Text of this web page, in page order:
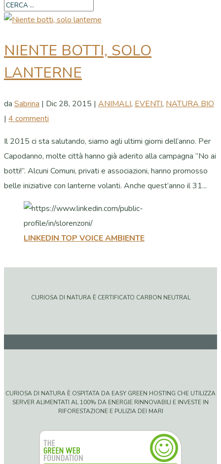
NIENTE BOTTI, SOLO
LANTERNE
da Sabrina | Dic 28, 2015 | ANIMALI, EVENTI, NATURA BIO
| 4 commenti
Il 2015 ci sta salutando, siamo agli ultimi giorni dell’anno. Per
Capodanno, molte città hanno già aderito alla campagna “No ai
botti!”. Alcuni Comuni, privati e associazioni, hanno promosso
belle iniziative con lanterne volanti. Anche quest’anno il 31...
LINKEDIN TOP VOICE AMBIENTE
CURIOSA DI NATURA È CERTIFICATO CARBON NEUTRAL
CURIOSA DI NATURA È OSPITATA DA EASY GREEN HOSTING CHE UTILIZZA
SERVER ALIMENTATI AL 100% DA ENERGIE RINNOVABILI E INVESTE IN
RIFORESTAZIONE E PULIZIA DEI MARI